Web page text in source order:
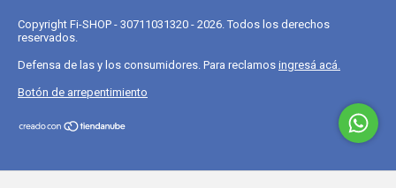
Copyright Fi-SHOP - 30711031320 - 2026. Todos los derechos
reservados.
Defensa de las y los consumidores. Para reclamos ingresá acá.
Botón de arrepentimiento